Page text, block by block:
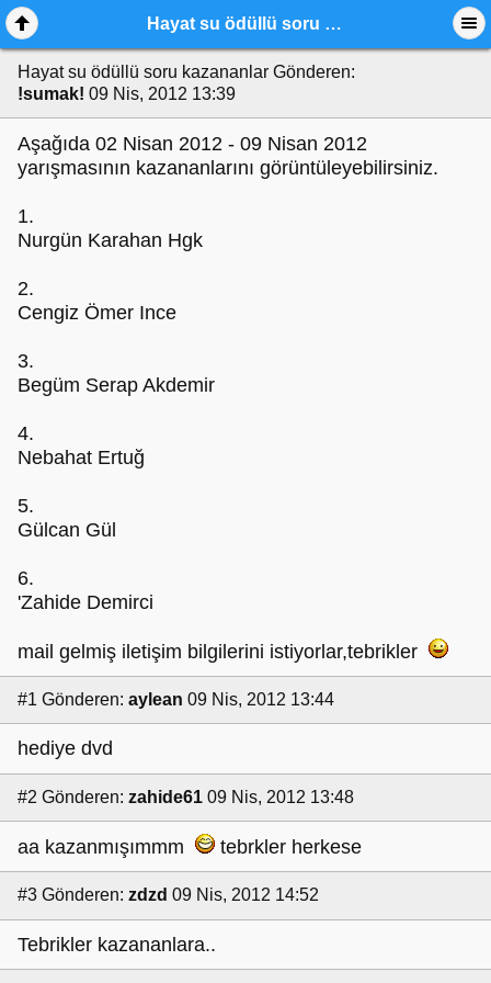
Hayat su ödüllü soru kazananlar
Hayat su ödüllü soru kazananlar Gönderen:
!sumak! 09 Nis, 2012 13:39
Aşağıda 02 Nisan 2012 - 09 Nisan 2012
yarışmasının kazananlarını görüntüleyebilirsiniz.
1.
Nurgün Karahan Hgk
2.
Cengiz Ömer Ince
3.
Begüm Serap Akdemir
4.
Nebahat Ertuğ
5.
Gülcan Gül
6.
'Zahide Demirci
mail gelmiş iletişim bilgilerini istiyorlar,tebrikler
#1 Gönderen: aylean 09 Nis, 2012 13:44
hediye dvd
#2 Gönderen: zahide61 09 Nis, 2012 13:48
aa kazanmışımmm tebrkler herkese
#3 Gönderen: zdzd 09 Nis, 2012 14:52
Tebrikler kazananlara..